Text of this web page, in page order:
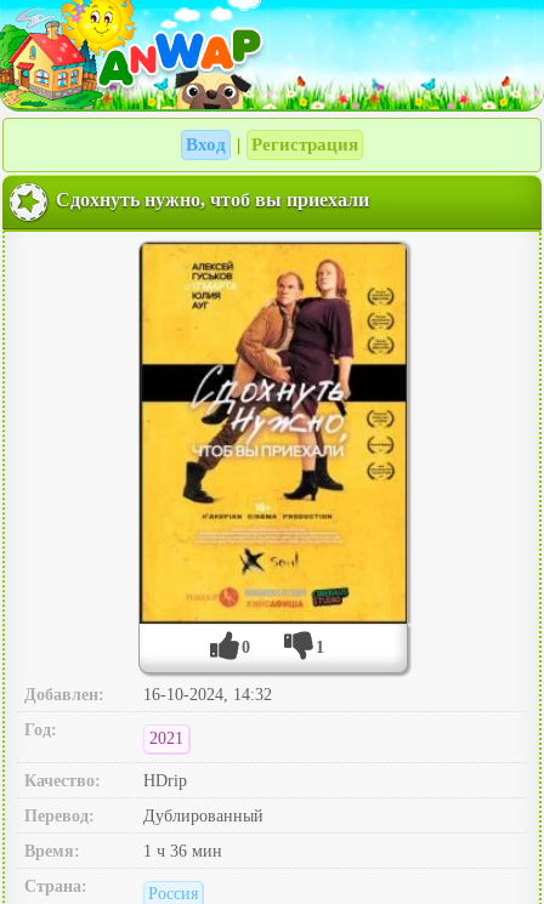
Вход Регистрация
Сдохнуть нужно, чтоб вы приехали
0 1
Добавлен:
16-10-2024, 14:32
Год:
2021
Качество:
HDrip
Перевод:
Дублированный
Время:
1 ч 36 мин
Страна:
Россия